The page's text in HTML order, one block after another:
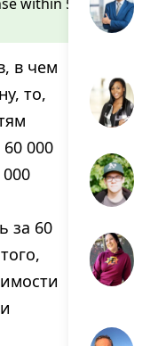
в чем
то,
000
за 60